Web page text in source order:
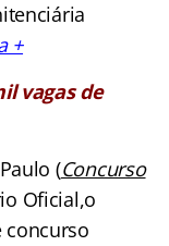
+
vagas de
(Concurso
Oficial,o
concurso